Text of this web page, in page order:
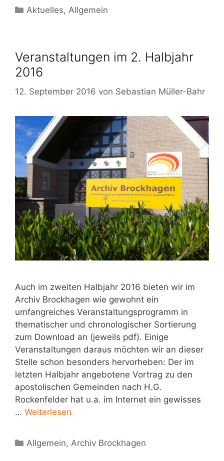
Kategorien
Aktuelles,Allgemein
Veranstaltungen im 2. Halbjahr
2016
12. September 2016 von Sebastian Müller-Bahr
Auch im zweiten Halbjahr 2016 bieten wir im
Archiv Brockhagen wie gewohnt ein
umfangreiches Veranstaltungsprogramm in
thematischer und chronologischer Sortierung
zum Download an (jeweils pdf). Einige
Veranstaltungen daraus möchten wir an dieser
Stelle schon besonders hervorheben: Der im
letzten Halbjahr angebotene Vortrag zu den
apostolischen Gemeinden nach H.G.
Rockenfelder hat u.a. im Internet ein gewisses
… Weiterlesen
Kategorien
Allgemein,Archiv Brockhagen